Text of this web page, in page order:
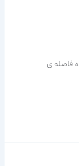
فاصله ی